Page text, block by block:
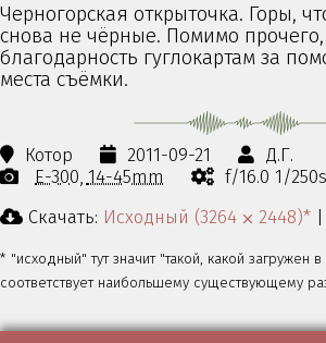
Черногорская открыточка. Горы,
снова не чёрные. Помимо
благодарность гуглокартам за
места съёмки.
Котор 2011-09-21
Д.Г.
E-300 14-45mm
f/16.0 1/
Скачать: Исходный (3264 ⨉ 2448)* |
* "исходный" тут значит "такой, какой загружен
соответствует наибольшему существующему